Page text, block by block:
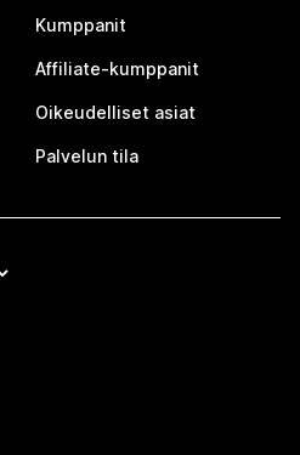
Kumppanit
Affiliate-kumppanit
Oikeudelliset asiat
Palvelun tila